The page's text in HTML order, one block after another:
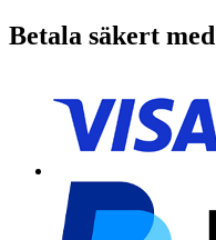
Betala säkert med